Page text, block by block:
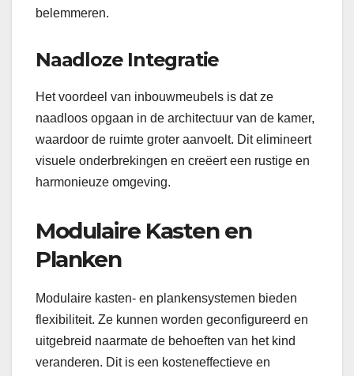
belemmeren.
Naadloze Integratie
Het voordeel van inbouwmeubels is dat ze
naadloos opgaan in de architectuur van de kamer,
waardoor de ruimte groter aanvoelt. Dit elimineert
visuele onderbrekingen en creëert een rustige en
harmonieuze omgeving.
Modulaire Kasten en
Planken
Modulaire kasten- en plankensystemen bieden
flexibiliteit. Ze kunnen worden geconfigureerd en
uitgebreid naarmate de behoeften van het kind
veranderen. Dit is een kosteneffectieve en